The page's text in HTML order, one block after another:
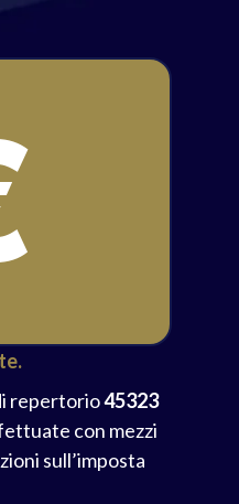
repertorio45323
con mezzi
sull’imposta